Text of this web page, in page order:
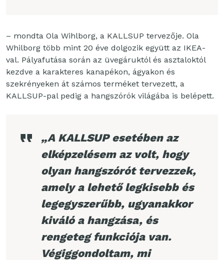
– mondta Ola Wihlborg, a KALLSUP tervezője. Ola
Whilborg több mint 20 éve dolgozik együtt az IKEA-
val. Pályafutása során az üvegáruktól és asztaloktól
kezdve a karakteres kanapékon, ágyakon és
szekrényeken át számos terméket tervezett, a
KALLSUP-pal pedig a hangszórók világába is belépett.
„A KALLSUP esetében az
elképzelésem az volt, hogy
olyan hangszórót tervezzek,
amely a lehető legkisebb és
legegyszerűbb, ugyanakkor
kiváló a hangzása, és
rengeteg funkciója van.
Végiggondoltam, mi